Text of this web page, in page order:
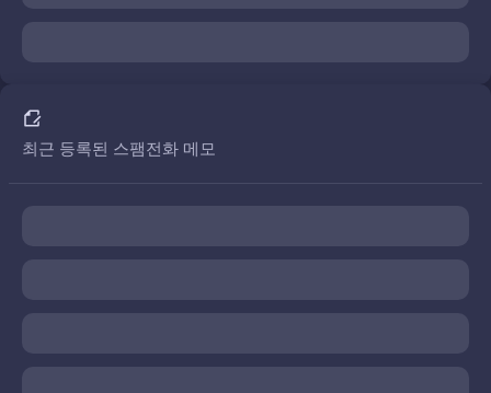
최근 등록된 스팸전화 메모